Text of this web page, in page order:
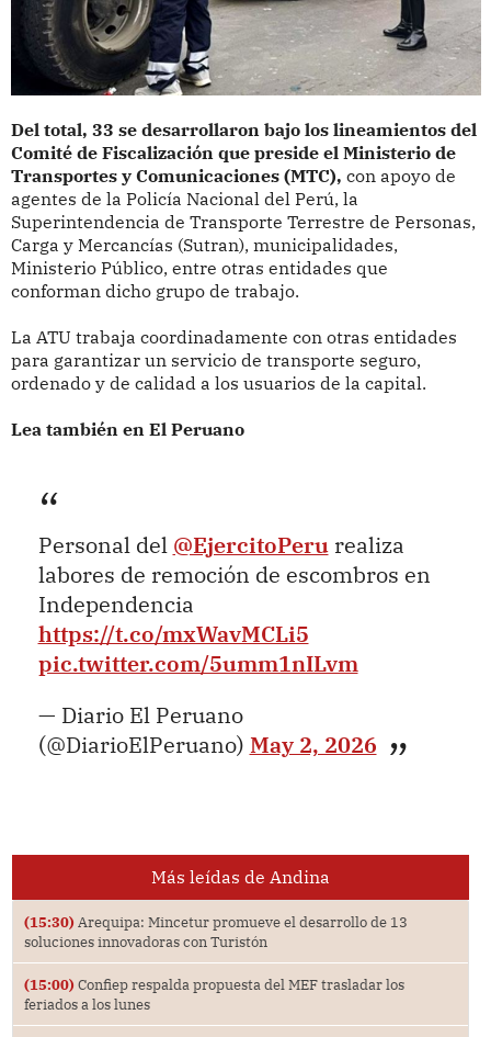
Del total, 33 se desarrollaron bajo los lineamientos del
Comité de Fiscalización que preside el Ministerio de
Transportes y Comunicaciones (MTC), con apoyo de
agentes de la Policía Nacional del Perú, la
Superintendencia de Transporte Terrestre de Personas,
Carga y Mercancías (Sutran), municipalidades,
Ministerio Público, entre otras entidades que
conforman dicho grupo de trabajo.
La ATU trabaja coordinadamente con otras entidades
para garantizar un servicio de transporte seguro,
ordenado y de calidad a los usuarios de la capital.
Lea también en El Peruano
Personal del @EjercitoPerurealiza
labores de remoción de escombros en
Independencia
https://t.co/mxWavMCLi5
pic.twitter.com/5umm1nILvm
— Diario El Peruano
(@DiarioElPeruano) May 2, 2026
Más leídas de Andina
(15:30) Arequipa: Mincetur promueve el desarrollo de 13
soluciones innovadoras con Turistón
(15:00) Confiep respalda propuesta del MEF trasladar los
feriados a los lunes